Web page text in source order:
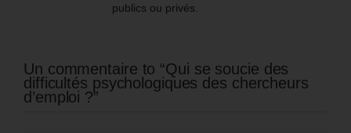
publics ou privés.
Un commentaire to “Qui se soucie des
difficultés psychologiques des chercheurs
d’emploi ?”